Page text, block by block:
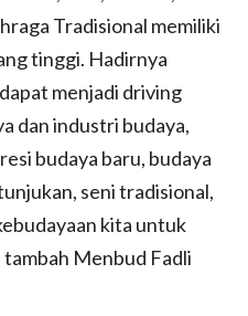
Tradisional memiliki
tinggi. Hadirnya
menjadi driving
dan industri budaya,
budaya baru, budaya
seni tradisional,
kita untuk
tambah Menbud Fadli